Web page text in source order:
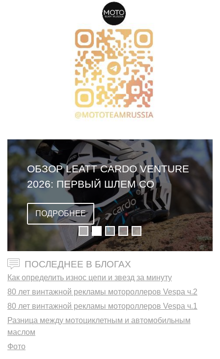
ОБЗОР LEATT CARDO VENTURE
2026: ПЕРВЫЙ ШЛЕМ СО
ВСТРОЕННОЙ ГАРНИТУРОЙ
ПОДРОБНЕЕ
ПОСЛЕДНЕЕ В БЛОГАХ
Как определить износ цепи и звезд за минуту
80 лет винтажной рекламы мотороллеров Vespa ч.2
80 лет винтажной рекламы мотороллеров Vespa ч.1
Разница между мотоциклетным и автомобильным
маслом
Фото